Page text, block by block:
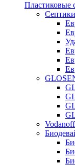
Пластиковые
Vodanoff